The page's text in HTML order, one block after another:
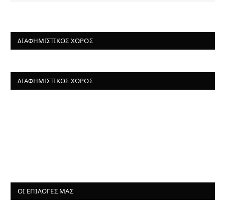
ΔΙΑΦΗΜΙΣΤΙΚΌΣ ΧΏΡΟΣ
ΔΙΑΦΗΜΙΣΤΙΚΌΣ ΧΏΡΟΣ
ΟΙ ΕΠΙΛΟΓΈΣ ΜΑΣ